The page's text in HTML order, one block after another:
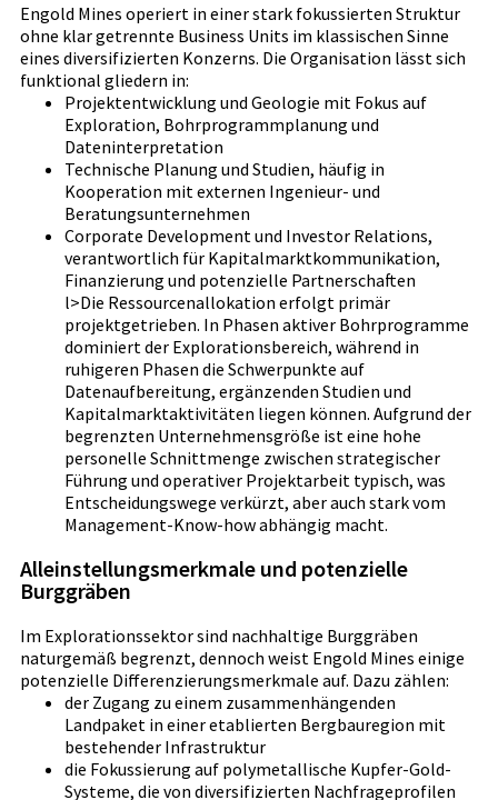
Engold Mines operiert in einer stark fokussierten Struktur
ohne klar getrennte Business Units im klassischen Sinne
eines diversifizierten Konzerns. Die Organisation lässt sich
funktional gliedern in:
Projektentwicklung und Geologie mit Fokus auf
Exploration, Bohrprogrammplanung und
Dateninterpretation
Technische Planung und Studien, häufig in
Kooperation mit externen Ingenieur- und
Beratungsunternehmen
Corporate Development und Investor Relations,
verantwortlich für Kapitalmarktkommunikation,
Finanzierung und potenzielle Partnerschaften
l>Die Ressourcenallokation erfolgt primär
projektgetrieben. In Phasen aktiver Bohrprogramme
dominiert der Explorationsbereich, während in
ruhigeren Phasen die Schwerpunkte auf
Datenaufbereitung, ergänzenden Studien und
Kapitalmarktaktivitäten liegen können. Aufgrund der
begrenzten Unternehmensgröße ist eine hohe
personelle Schnittmenge zwischen strategischer
Führung und operativer Projektarbeit typisch, was
Entscheidungswege verkürzt, aber auch stark vom
Management-Know-how abhängig macht.
Alleinstellungsmerkmale und potenzielle
Burggräben
Im Explorationssektor sind nachhaltige Burggräben
naturgemäß begrenzt, dennoch weist Engold Mines einige
potenzielle Differenzierungsmerkmale auf. Dazu zählen:
der Zugang zu einem zusammenhängenden
Landpaket in einer etablierten Bergbauregion mit
bestehender Infrastruktur
die Fokussierung auf polymetallische Kupfer-Gold-
Systeme, die von diversifizierten Nachfrageprofilen